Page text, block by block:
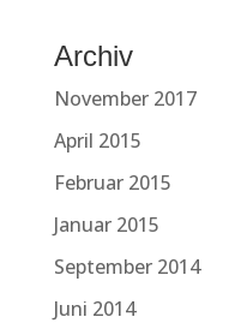
Archiv
November 2017
April 2015
Februar 2015
Januar 2015
September 2014
Juni 2014